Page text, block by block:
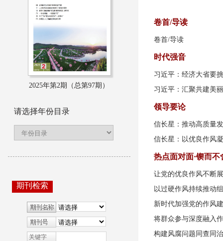
2025年第2期（总第97期）
请选择年份目录
期刊检索
关键字
卷首/导读
卷首/导读
时代强音
习近平：经济大省要
习近平：汇聚共建美
领导要论
信长星：推动高质量
信长星：以优良作风
热点面对面·锲而
让党的优良作风不断
以过硬作风持续推动
新时代加强党的作风
将群众参与深度融入
构建风腐问题同查同